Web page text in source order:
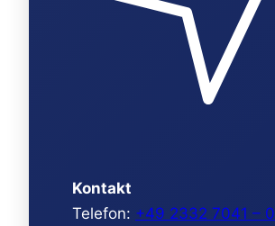
Kontakt
Telefon: +49 2332 7041 – 0